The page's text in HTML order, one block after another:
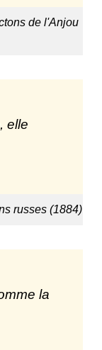
de l'Anjou
elle
russes (1884)
la